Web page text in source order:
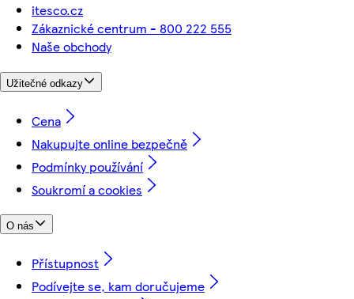
itesco.cz
Zákaznické centrum - 800 222 555
Naše obchody
Užitečné odkazy
Cena
Nakupujte online bezpečně
Podmínky používání
Soukromí a cookies
O nás
Přístupnost
Podívejte se, kam doručujeme